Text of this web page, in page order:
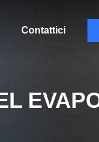
Contattici